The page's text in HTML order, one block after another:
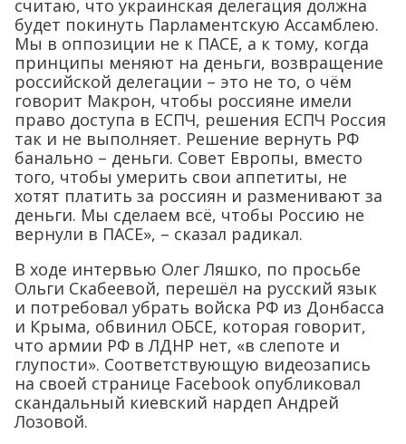
считаю, что украинская делегация должна
будет покинуть Парламентскую Ассамблею.
Мы в оппозиции не к ПАСЕ, а к тому, когда
принципы меняют на деньги, возвращение
российской делегации – это не то, о чём
говорит Макрон, чтобы россияне имели
право доступа в ЕСПЧ, решения ЕСПЧ Россия
так и не выполняет. Решение вернуть РФ
банально – деньги. Совет Европы, вместо
того, чтобы умерить свои аппетиты, не
хотят платить за россиян и разменивают за
деньги. Мы сделаем всё, чтобы Россию не
вернули в ПАСЕ», – сказал радикал.
В ходе интервью Олег Ляшко, по просьбе
Ольги Скабеевой, перешёл на русский язык
и потребовал убрать войска РФ из Донбасса
и Крыма, обвинил ОБСЕ, которая говорит,
что армии РФ в ЛДНР нет, «в слепоте и
глупости». Соответствующую видеозапись
на своей странице Facebook опубликовал
скандальный киевский нардеп Андрей
Лозовой.